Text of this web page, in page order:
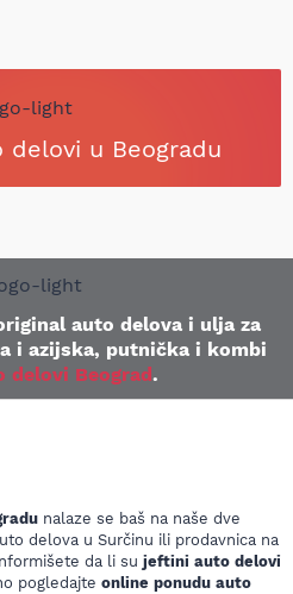
delovi u Beogradu
auto delova i ulja za
i azijska, putnička i kombi
delovi Beograd.
nalaze se baš na naše dve
delova u Surčinu ili prodavnica na
da li su jeftini auto delovi
pogledajte online ponudu auto